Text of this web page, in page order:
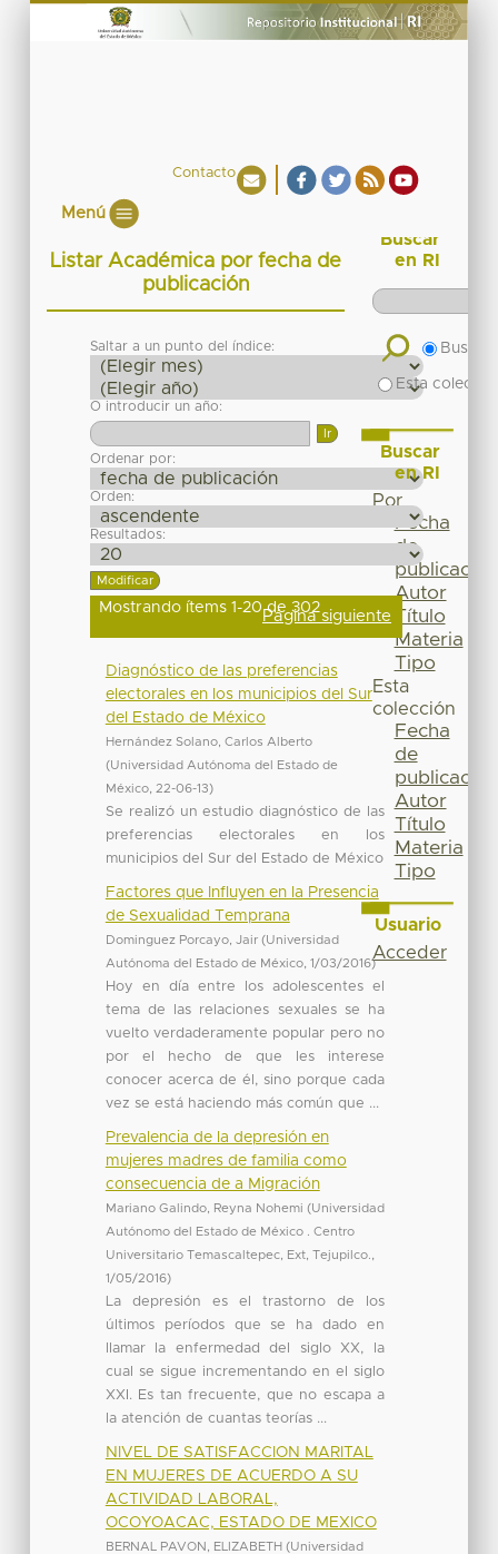
Contacto
Menú
Listar Académica por fecha de
publicación
Saltar a un punto del índice:
O introducir un año:
Ordenar por:
Orden:
Resultados:
Mostrando ítems 1-20 de 302Página siguiente
Diagnóstico de las preferencias
electorales en los municipios del Sur
del Estado de México
Hernández Solano, Carlos Alberto
(Universidad Autónoma del Estado de
México, 22-06-13)
Se realizó un estudio diagnóstico de las
preferencias electorales en los
municipios del Sur del Estado de México
Factores que Influyen en la Presencia
de Sexualidad Temprana
Dominguez Porcayo, Jair (Universidad
Autónoma del Estado de México, 1/03/2016)
Hoy en día entre los adolescentes el
tema de las relaciones sexuales se ha
vuelto verdaderamente popular pero no
por el hecho de que les interese
conocer acerca de él, sino porque cada
vez se está haciendo más común que ...
Prevalencia de la depresión en
mujeres madres de familia como
consecuencia de a Migración
Mariano Galindo, Reyna Nohemi (Universidad
Autónomo del Estado de México . Centro
Universitario Temascaltepec, Ext, Tejupilco.
1/05/2016)
La depresión es el trastorno de los
últimos períodos que se ha dado en
llamar la enfermedad del siglo XX, la
cual se sigue incrementando en el siglo
XXI. Es tan frecuente, que no escapa a
la atención de cuantas teorías ...
NIVEL DE SATISFACCION MARITAL
EN MUJERES DE ACUERDO A SU
ACTIVIDAD LABORAL,
OCOYOACAC, ESTADO DE MEXICO
BERNAL PAVON, ELIZABETH (Universidad
Buscar
en RI
Buscar
Esta
Buscar
en RI
Por
Fecha
de
publicación
Autor
Título
Materia
Tipo
Esta
colección
Fecha
de
publicación
Autor
Título
Materia
Tipo
Usuario
Acceder